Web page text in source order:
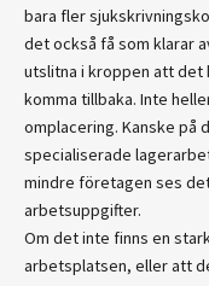
bara fler
det också få som klarar
utslitna i kroppen att
komma tillbaka. Inte
omplacering. Kanske på
specialiserade
mindre företagen ses
arbetsuppgifter.
Om det inte finns en
arbetsplatsen, eller att